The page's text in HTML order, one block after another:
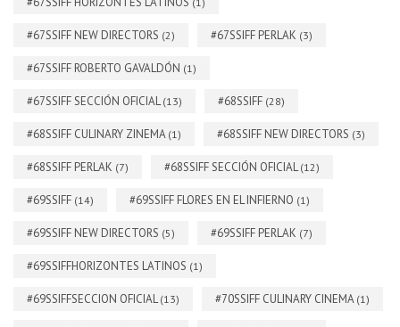
#67SSIFF NEW DIRECTORS (2) #67SSIFF PERLAK (3)
#67SSIFF ROBERTO GAVALDÓN (1)
#67SSIFF SECCIÓN OFICIAL(13) #68SSIFF (28)
#68SSIFF CULINARY ZINEMA (1) #68SSIFF NEW DIRECTORS (3)
#68SSIFF PERLAK (7) #68SSIFF SECCIÓN OFICIAL(12)
#69SSIFF (14) #69SSIFF FLORES EN EL INFIERNO (1)
#69SSIFF NEW DIRECTORS (5) #69SSIFF PERLAK (7)
#69SSIFFHORIZONTES LATINOS (1)
#69SSIFFSECCION OFICIAL(13) #70SSIFF CULINARY CINEMA (1)